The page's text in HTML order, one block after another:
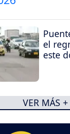
el
este
VER MÁS +